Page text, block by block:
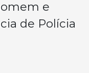
e
de Polícia